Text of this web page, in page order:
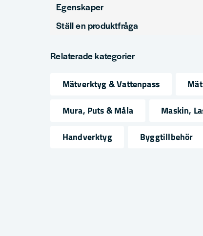
Egenskaper
Produkttyp
Ställ en produktfråga
Fråga oss något om denna produkten...
Relaterade kategorier
Mätverktyg & Vattenpass
Mura, Puts & Måla
Maskin,
Handverktyg
Byggtillbehör